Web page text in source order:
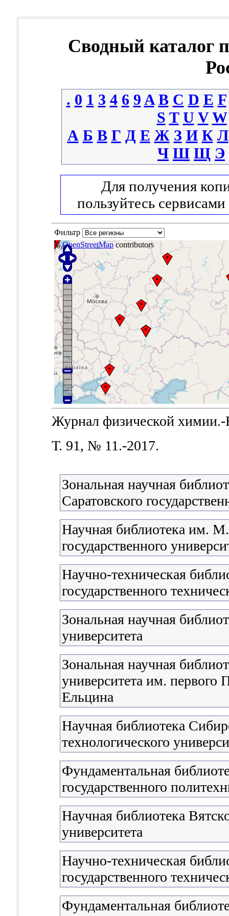
Сводный каталог
. 0 1 3 4 6 9 A B C D E F
S T U V W
А Б В Г Д Е Ж З И К Л
Ч Ш Щ Э
Для получения
пользуйтесь сервисами
Фильтр
©OpenStreetMap contributors
Журнал физической
Т. 91, № 11.-2017.
Зональная научная
Саратовского
Научная библиотека им.
государственного
Научно-техническая
государственного
Зональная научная
университета
Зональная научная
университета им. первого
Ельцина
Научная библиотека
технологического
Фундаментальная
государственного
Научная библиотека
университета
Научно-техническая
государственного
Фундаментальная